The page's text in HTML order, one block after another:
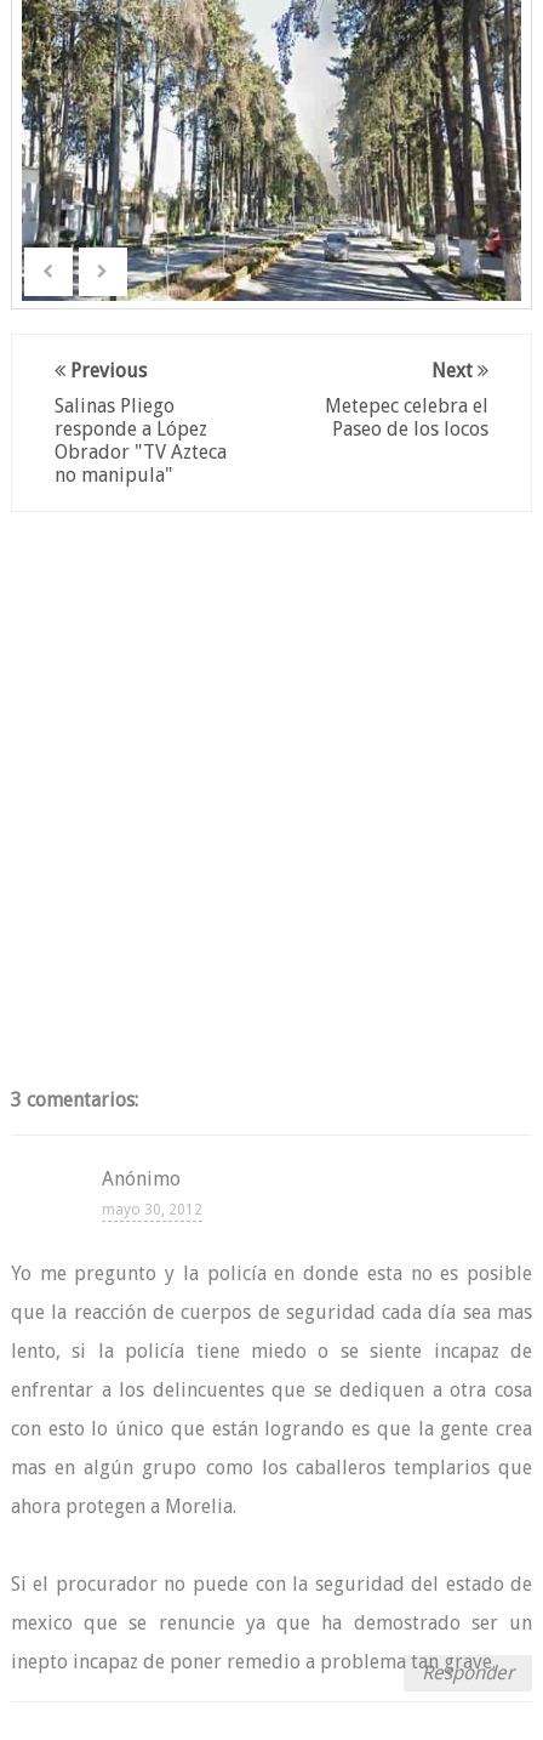
Next
Metepec celebra el
Paseo de los locos
Previous
Salinas Pliego
responde a López
Obrador "TV Azteca
no manipula"
3 comentarios:
Anónimo
mayo 30, 2012
Yo me pregunto y la policía en donde esta no es posible
que la reacción de cuerpos de seguridad cada día sea mas
lento, si la policía tiene miedo o se siente incapaz de
enfrentar a los delincuentes que se dediquen a otra cosa
con esto lo único que están logrando es que la gente crea
mas en algún grupo como los caballeros templarios que
ahora protegen a Morelia.
Si el procurador no puede con la seguridad del estado de
mexico que se renuncie ya que ha demostrado ser un
inepto incapaz de poner remedio a problema tan grave.
Responder